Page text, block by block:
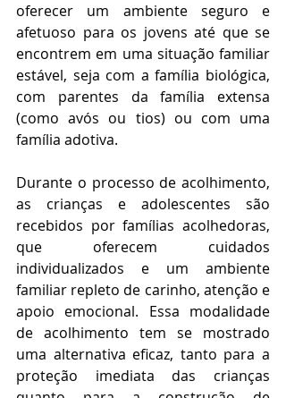
oferecer um ambiente seguro e
afetuoso para os jovens até que se
encontrem em uma situação familiar
estável, seja com a família biológica,
com parentes da família extensa
(como avós ou tios) ou com uma
família adotiva.
Durante o processo de acolhimento,
as crianças e adolescentes são
recebidos por famílias acolhedoras,
que oferecem cuidados
individualizados e um ambiente
familiar repleto de carinho, atenção e
apoio emocional. Essa modalidade
de acolhimento tem se mostrado
uma alternativa eficaz, tanto para a
proteção imediata das crianças